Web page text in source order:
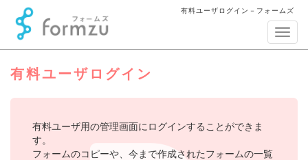
有料ユーザログイン－フォームズ
ナ
ビ
有料ユーザログイン
有料ユーザ用の管理画面にログインすることができま
す。
フォームのコピーや、今まで作成されたフォームの一覧